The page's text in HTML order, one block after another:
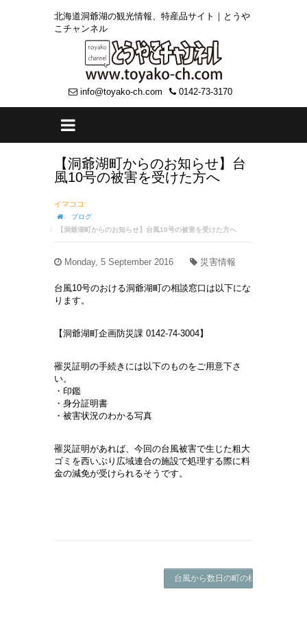
北海道洞爺湖の観光情報、特産品サイト｜とうや
こチャンネル
info@toyako-ch.com 0142-73-3170
【洞爺湖町からのお知らせ】台
風10号の被害を受けた方へ
イマココ:
ブログ
【洞爺湖町からのお知らせ】台風10号の被害を受けた方へ
Monday, 5 September 2016 災害情報
台風10号のおける洞爺湖町の相談窓口は以下にな
ります。
【洞爺湖町企画防災課 0142-74-3004】
罹災証明の手続きには以下のものをご用意下さ
い。
・印鑑
・身分証明書
・被害状況のわかる写真
罹災証明があれば、今回の台風被害で生じた粗大
ゴミを西いぶり広域連合の施設で処理する際に料
金の減免が受けられるそうです。
台風から数日の町の様子 ->